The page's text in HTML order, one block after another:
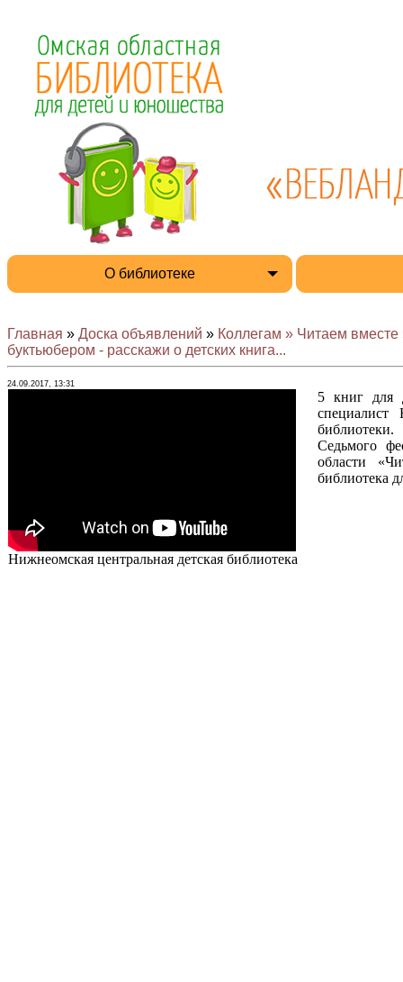
О библиотеке
Главная » Доска объявлений » Коллегам » Читаем
буктьюбером - расскажи о детских книга...
24.09.2017, 13:31
Нижнеомская центральная детская библиотека
5 книг для
специалист
Седьмого
области
библиотека